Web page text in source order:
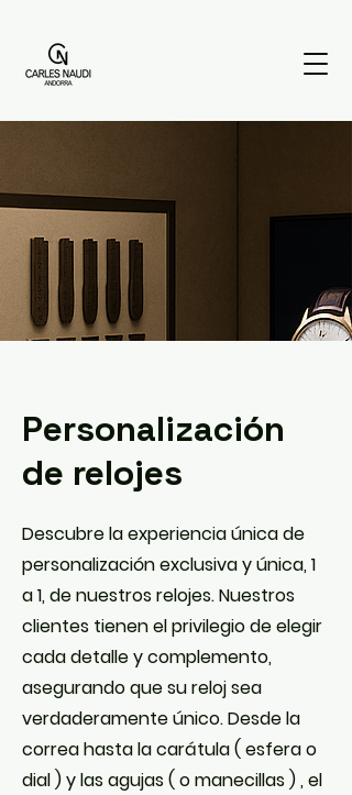
Personalización
de relojes
Descubre la experiencia única de
personalización exclusiva y única, 1
a 1, de nuestros relojes. Nuestros
clientes tienen el privilegio de elegir
cada detalle y complemento,
asegurando que su reloj sea
verdaderamente único. Desde la
correa hasta la carátula ( esfera o
dial ) y las agujas ( o manecillas ) , el